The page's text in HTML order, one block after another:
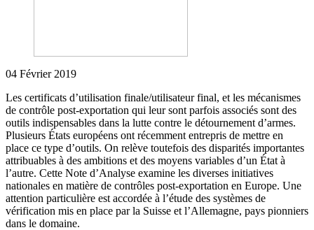
04 Février 2019
Les certificats d’utilisation finale/utilisateur final, et les mécanismes
de contrôle post-exportation qui leur sont parfois associés sont des
outils indispensables dans la lutte contre le détournement d’armes.
Plusieurs États européens ont récemment entrepris de mettre en
place ce type d’outils. On relève toutefois des disparités importantes
attribuables à des ambitions et des moyens variables d’un État à
l’autre. Cette Note d’Analyse examine les diverses initiatives
nationales en matière de contrôles post-exportation en Europe. Une
attention particulière est accordée à l’étude des systèmes de
vérification mis en place par la Suisse et l’Allemagne, pays pionniers
dans le domaine.